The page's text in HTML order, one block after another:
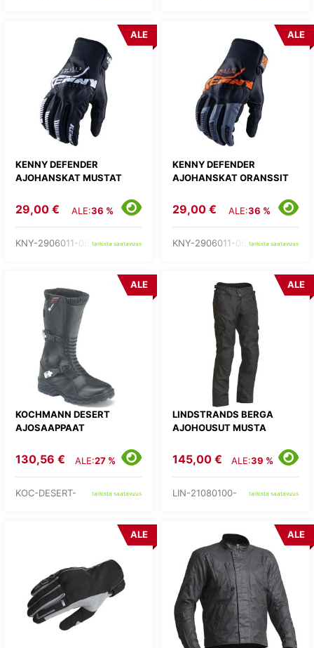
KENNY DEFENDER
AJOHANSKAT MUSTAT
ALE
29,00 € ALE:36 %
KNY-2906011-09-tarkista saatavuus
KENNY DEFENDER
AJOHANSKAT ORANSSIT
ALE
29,00 € ALE:36 %
KNY-2906011-06-tarkista saatavuus
KOCHMANN DESERT
AJOSAAPPAAT
ALE
130,56 € ALE:27 %
KOC-DESERT- tarkista saatavuus
LINDSTRANDS BERGA
AJOHOUSUT MUSTA
ALE
145,00 € ALE:39 %
LIN-21080100- tarkista saatavuus
ALE ALE